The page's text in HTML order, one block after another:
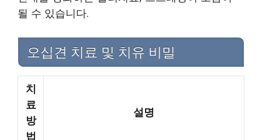
될 수 있습니다.
오십견 치료 및 치유 비밀
치
료
방
법
설명